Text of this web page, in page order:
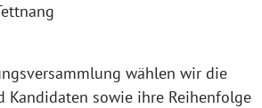
wäh­len wir die
Kandidaten sowie ihre Reihenfolge